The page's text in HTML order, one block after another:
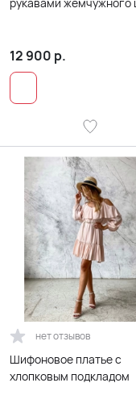
рукавами жемчужного
12 900 р.
нет отзывов
Шифоновое платье с
хлопковым подкладом